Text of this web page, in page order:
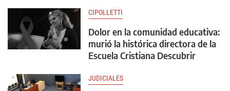
CIPOLLETTI
Dolor en la comunidad educativa:
murió la histórica directora de la
Escuela Cristiana Descubrir
JUDICIALES